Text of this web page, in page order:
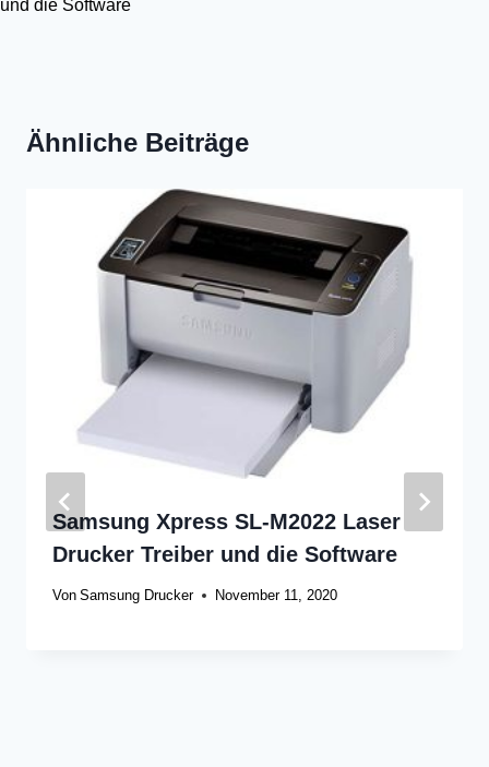
und die Software
Ähnliche Beiträge
Samsung Xpress SL-M2022 Laser
Drucker Treiber und die Software
Von Samsung Drucker November 11, 2020